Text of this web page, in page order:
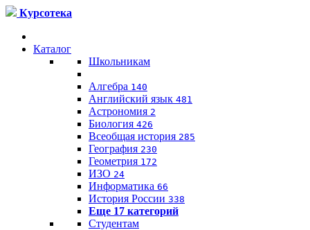
Курсотека
Каталог
Школьникам
Алгебра 140
Английский язык 481
Астрономия 2
Биология 426
Всеобщая история 285
География 230
Геометрия 172
ИЗО 24
Информатика 66
История России 338
Еще 17 категорий
Студентам